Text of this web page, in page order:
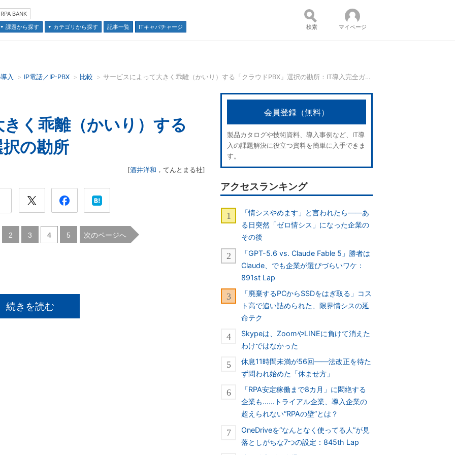
RPA BANK
課題から探す
カテゴリから探す 記事一覧 ITキャパチャージ
コンテンツ：
並び順：
検索 マイページ
入 IP電話／IP-PBX 比較 サービスによって大きく乖離（かいり）する「クラウドPBX」選択の勘所：IT導入完全ガイド
く乖離（かいり）する
択の勘所
[酒井洋和 ， てんとまる社]
2 3 4 5 次のページへ
続きを読む
会員登録（無料）
製品カタログや技術資料、導入事例など、IT導
入の課題解決に役立つ資料を簡単に入手できま
す。
アクセスランキング
「情シスやめます」と言われたら――あ
る日突然「ゼロ情シス」になった企業の
その後
「GPT-5.6 vs. Claude Fable 5」勝者は
Claude、でも企業が選びづらいワケ：
891st Lap
「廃棄するPCからSSDをはぎ取る」コス
ト高で追い詰められた、限界情シスの延
命テク
Skypeは、ZoomやLINEに負けて消えた
わけではなかった
休息11時間未満が56回――法改正を待た
ず問われ始めた「休ませ方」
「RPA安定稼働まで8カ月」に悶絶する
企業も……トライアル企業、導入企業の
超えられない“RPAの壁”とは？
OneDriveを“なんとなく使ってる人”が見
落としがちな7つの設定：845th Lap